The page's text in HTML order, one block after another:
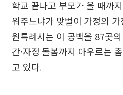
학교 끝나고 부모가 올 때까
워주느냐가 맞벌이 가정의
원특례시는 이 공백을 87곳
간·자정 돌봄까지 아우르는
고 있다.